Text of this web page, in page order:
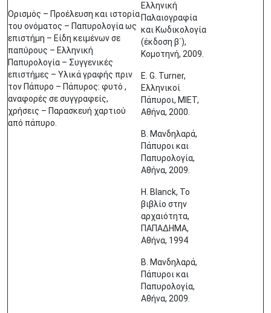
Ορισμός – Προέλευση και ιστορία
του ονόματος – Παπυρολογία ως
επιστήμη – Είδη κειμένων σε
παπύρους – Ελληνική
Παπυρολογία – Συγγενικές
επιστήμες – Υλικά γραφής πριν
τον Πάπυρο – Πάπυρος: φυτό ,
αναφορές σε συγγραφείς,
χρήσεις – Παρασκευή χαρτιού
από πάπυρο.
Ελληνική
Παλαιογραφία
και Κωδικολογία
(έκδοση β΄),
Κομοτηνή, 2009.
E. G. Turner,
Ελληνικοί
Πάπυροι, ΜΙΕΤ,
Αθήνα, 2000.
Β. Μανδηλαρά,
Πάπυροι και
Παπυρολογία,
Αθήνα, 2009.
H. Blanck, Το
βιβλίο στην
αρχαιότητα,
ΠΑΠΑΔΗΜΑ,
Αθήνα, 1994
Β. Μανδηλαρά,
Πάπυροι και
Παπυρολογία,
Αθήνα, 2009.